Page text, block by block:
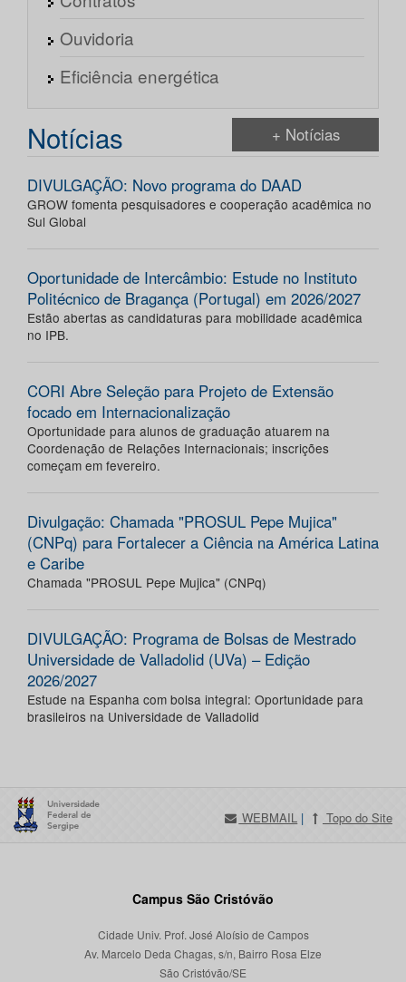
Ouvidoria
Eficiência energética
Notícias + Notícias
DIVULGAÇÃO: Novo programa do DAAD
GROW fomenta pesquisadores e cooperação acadêmica no
Sul Global
Oportunidade de Intercâmbio: Estude no Instituto
Politécnico de Bragança (Portugal) em 2026/2027
Estão abertas as candidaturas para mobilidade acadêmica
no IPB.
CORI Abre Seleção para Projeto de Extensão
focado em Internacionalização
Oportunidade para alunos de graduação atuarem na
Coordenação de Relações Internacionais; inscrições
começam em fevereiro.
Divulgação: Chamada "PROSUL Pepe Mujica"
(CNPq) para Fortalecer a Ciência na América Latina
e Caribe
Chamada "PROSUL Pepe Mujica" (CNPq)
DIVULGAÇÃO: Programa de Bolsas de Mestrado
Universidade de Valladolid (UVa) – Edição
2026/2027
Estude na Espanha com bolsa integral: Oportunidade para
brasileiros na Universidade de Valladolid
WEBMAIL | Topo do Site
Campus São Cristóvão
Cidade Univ. Prof. José Aloísio de Campos
Av. Marcelo Deda Chagas, s/n, Bairro Rosa Elze
São Cristóvão/SE